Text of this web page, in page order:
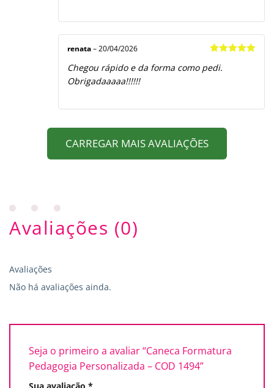
de 5
renata – 20/04/2026
Chegou rápido e da forma como pedi.
Obrigadaaaaa!!!!!!
CARREGAR MAIS AVALIAÇÕES
Avaliações (0)
Avaliações
Não há avaliações ainda.
Seja o primeiro a avaliar “Caneca Formatura
Pedagogia Personalizada – COD 1494”
Sua avaliação *